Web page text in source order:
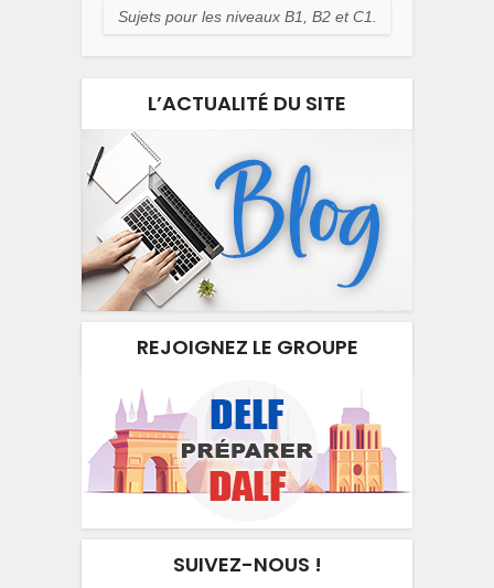
Sujets pour les niveaux B1, B2 et C1.
L’ACTUALITÉ DU SITE
REJOIGNEZ LE GROUPE
SUIVEZ-NOUS !